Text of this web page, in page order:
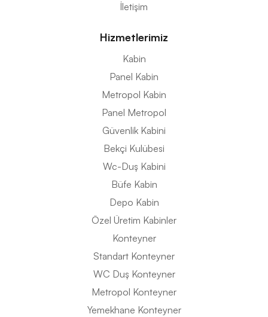
İletişim
Hizmetlerimiz
Kabin
Panel Kabin
Metropol Kabin
Panel Metropol
Güvenlik Kabini
Bekçi Kulübesi
Wc-Duş Kabini
Büfe Kabin
Depo Kabin
Özel Üretim Kabinler
Konteyner
Standart Konteyner
WC Duş Konteyner
Metropol Konteyner
Yemekhane Konteyner